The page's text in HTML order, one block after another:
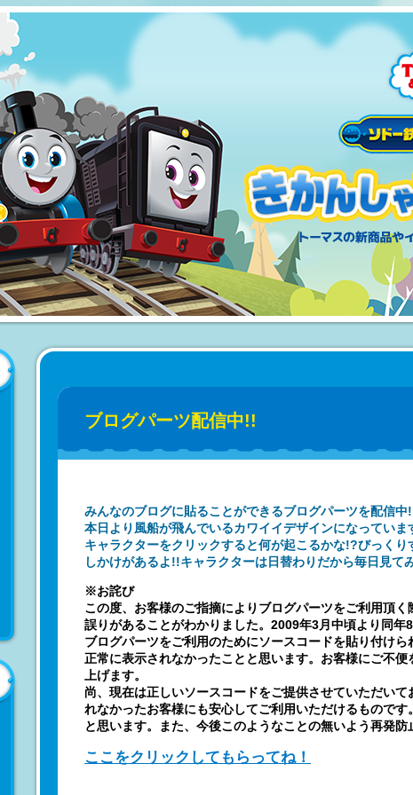
ブログパーツ配信中!!
みんなのブログに貼ることができるブログパーツを配信中
本日より風船が飛んでいるカワイイデザインになっていま
キャラクターをクリックすると何が起こるかな!?びっくり
しかけがあるよ!!キャラクターは日替わりだから毎日見て
※お詫び
この度、お客様のご指摘によりブログパーツをご利用頂
誤りがあることがわかりました。2009年3月中頃より同年8
ブログパーツをご利用のためにソースコードを貼り付けら
正常に表示されなかったことと思います。お客様にご不
上げます。
尚、現在は正しいソースコードをご提供させていただい
れなかったお客様にも安心してご利用いただけるもので
と思います。また、今後このようなことの無いよう再発防
ここをクリックしてもらってね！